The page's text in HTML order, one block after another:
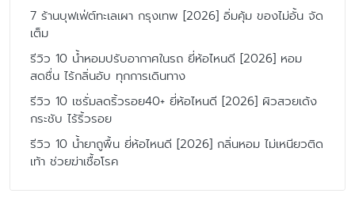
7 ร้านบุฟเฟ่ต์ทะเลเผา กรุงเทพ [2026] อิ่มคุ้ม ของไม่อั้น จัด
เต็ม
รีวิว 10 น้ำหอมปรับอากาศในรถ ยี่ห้อไหนดี [2026] หอม
สดชื่น ไร้กลิ่นอับ ทุกการเดินทาง
รีวิว 10 เซรั่มลดริ้วรอย40+ ยี่ห้อไหนดี [2026] ผิวสวยเด้ง
กระชับ ไร้ริ้วรอย
รีวิว 10 น้ำยาถูพื้น ยี่ห้อไหนดี [2026] กลิ่นหอม ไม่เหนียวติด
เท้า ช่วยฆ่าเชื้อโรค